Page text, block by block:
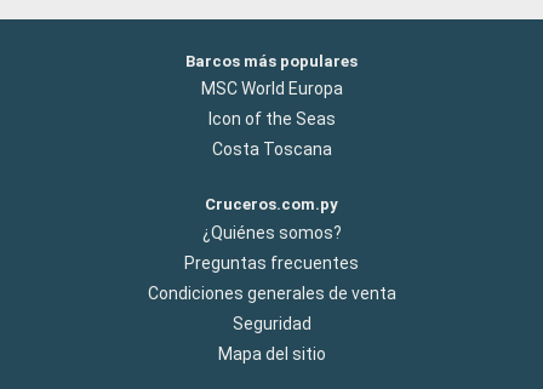
Barcos más populares
MSC World Europa
Icon of the Seas
Costa Toscana
Cruceros.com.py
¿Quiénes somos?
Preguntas frecuentes
Condiciones generales de venta
Seguridad
Mapa del sitio